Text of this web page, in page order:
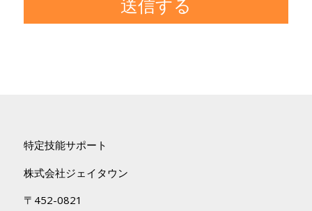
特定技能サポート
株式会社ジェイタウン
〒452-0821